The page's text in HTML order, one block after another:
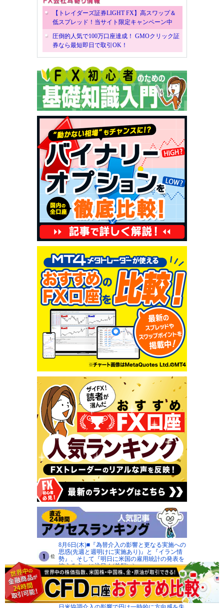
【トレイダーズ証券LIGHT FX】高スワップ＆
低スプレッド！当サイト限定キャンペーン中
圧倒的人気で100万口座達成！ GMOクリック証
券なら最短即日で取引OK！
8月6日(木)■『為替介入の影響と更なる実施への
思惑(先週と週明けに実施あり)』と『イラン情
勢』、そして『明日に米国の雇用統計の発表を
控える点』に注目！(羊飼い)
米ドル/円の160～162円台は日米当局の防衛ライ
ンに！ GW介入時安値155円、神田シーリング
152円が下値めど、押し目買いから戻り売り戦
略へ(西原宏一)